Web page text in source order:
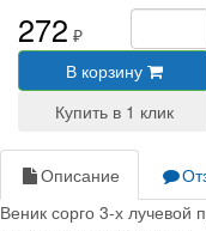
272 ₽
В корзину
Описание
Веник сорго 3-х лучевой